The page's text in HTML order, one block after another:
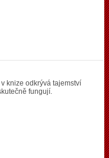
knize odkrývá tajemství
fungují.